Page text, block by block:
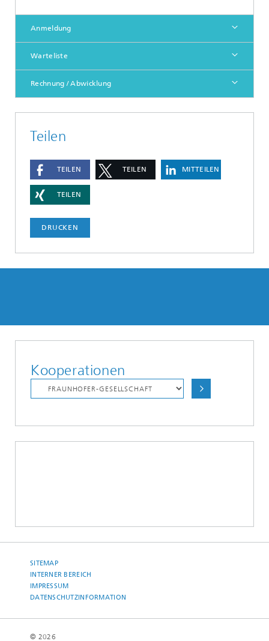
Anmeldung
Warteliste
Rechnung / Abwicklung
Teilen
TEILEN TEILEN MITTEILEN
TEILEN
DRUCKEN
Kooperationen
SITEMAP
INTERNER BEREICH
IMPRESSUM
DATENSCHUTZINFORMATION
© 2026